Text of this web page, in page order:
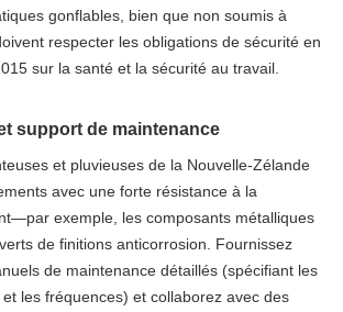
gonflables, bien que non soumis à
respecter les obligations de sécurité en
sur la santé et la sécurité au travail.​
support de maintenance​
et pluvieuses de la Nouvelle-Zélande
avec une forte résistance à la
exemple, les composants métalliques
de finitions anticorrosion. Fournissez
de maintenance détaillés (spécifiant les
les fréquences) et collaborez avec des